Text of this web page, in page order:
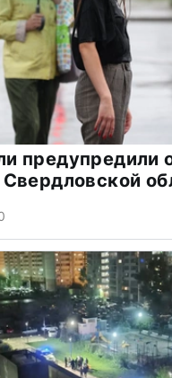
предупредили